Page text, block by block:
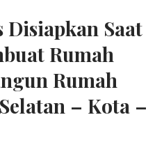
Disiapkan Saat
Rumah
Rumah
– Kota –